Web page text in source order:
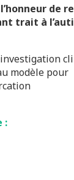
de
trait à
modèle pour
: